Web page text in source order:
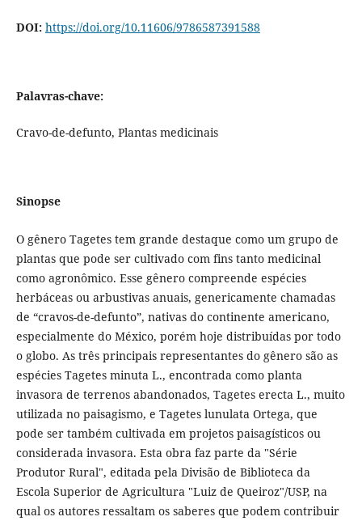
DOI: https://doi.org/10.11606/9786587391588
Palavras-chave:
Cravo-de-defunto, Plantas medicinais
Sinopse
O gênero Tagetes tem grande destaque como um grupo de
plantas que pode ser cultivado com fins tanto medicinal
como agronômico. Esse gênero compreende espécies
herbáceas ou arbustivas anuais, genericamente chamadas
de “cravos-de-defunto”, nativas do continente americano,
especialmente do México, porém hoje distribuídas por todo
o globo. As três principais representantes do gênero são as
espécies Tagetes minuta L., encontrada como planta
invasora de terrenos abandonados, Tagetes erecta L., muito
utilizada no paisagismo, e Tagetes lunulata Ortega, que
pode ser também cultivada em projetos paisagísticos ou
considerada invasora. Esta obra faz parte da "Série
Produtor Rural", editada pela Divisão de Biblioteca da
Escola Superior de Agricultura "Luiz de Queiroz"/USP, na
qual os autores ressaltam os saberes que podem contribuir